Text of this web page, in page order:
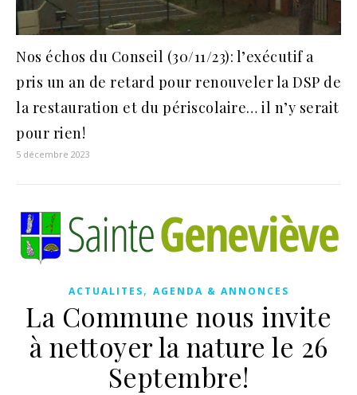
Nos échos du Conseil (30/11/23): l’exécutif a
pris un an de retard pour renouveler la DSP de
la restauration et du périscolaire… il n’y serait
pour rien!
5 décembre 2023
ACTUALITES, AGENDA & ANNONCES
La Commune nous invite
à nettoyer la nature le 26
Septembre!